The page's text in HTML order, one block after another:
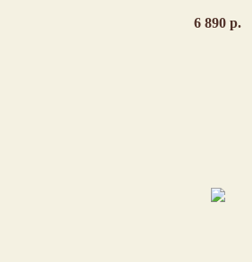
6 890 р.